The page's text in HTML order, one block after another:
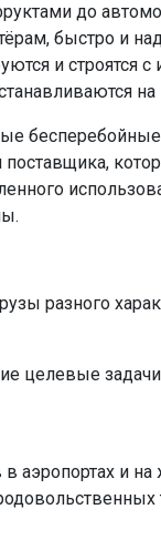
до
быстро и
и строятся
разного
целевые
аэропортах и